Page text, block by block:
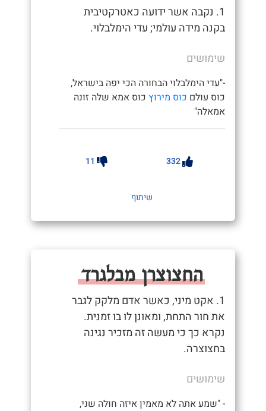
1. נקבה אשר ידועה כאטרקטיבית
בקנה מידה עולמי; עדי הימלבלוי.
שימושים
-"עדי הימלבלוי הבחורה הכי יפה בישראל,
כוס עולם כוס מירוץ כוס אמא שלה זונה
אמאלה"
332
11
שיתוף
החצוצרן מבלגרד
1. אקט מיני, כאשר אדם מלקק לגבר
את חור התחת, ומאונן לו בו זמנית.
נקרא כך כי מעשה זה מזכיר נגינה
בחצוצרה.
שימושים
- "שמע אתה לא מאמין איזה חולה שני,